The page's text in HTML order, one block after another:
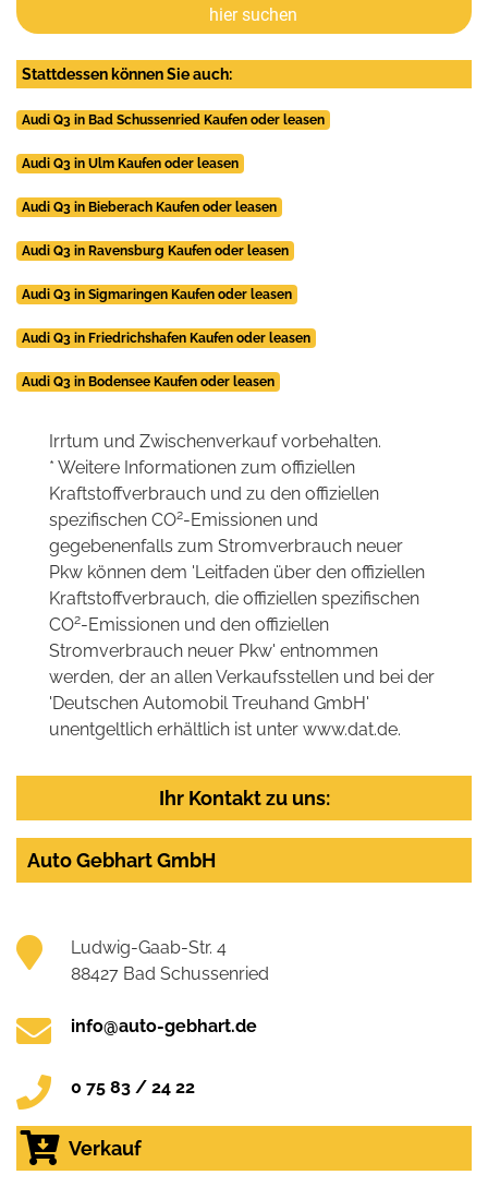
hier suchen
Stattdessen können Sie auch:
Audi Q3 in Bad Schussenried Kaufen oder leasen
Audi Q3 in Ulm Kaufen oder leasen
Audi Q3 in Bieberach Kaufen oder leasen
Audi Q3 in Ravensburg Kaufen oder leasen
Audi Q3 in Sigmaringen Kaufen oder leasen
Audi Q3 in Friedrichshafen Kaufen oder leasen
Audi Q3 in Bodensee Kaufen oder leasen
Irrtum und Zwischenverkauf vorbehalten.
* Weitere Informationen zum offiziellen
Kraftstoffverbrauch und zu den offiziellen
spezifischen CO2-Emissionen und
gegebenenfalls zum Stromverbrauch neuer
Pkw können dem 'Leitfaden über den offiziellen
Kraftstoffverbrauch, die offiziellen spezifischen
CO2-Emissionen und den offiziellen
Stromverbrauch neuer Pkw' entnommen
werden, der an allen Verkaufsstellen und bei der
'Deutschen Automobil Treuhand GmbH'
unentgeltlich erhältlich ist unter www.dat.de.
Ihr Kontakt zu uns:
Auto Gebhart GmbH
Ludwig-Gaab-Str. 4
88427 Bad Schussenried
info@auto-gebhart.de
0 75 83 / 24 22
Verkauf